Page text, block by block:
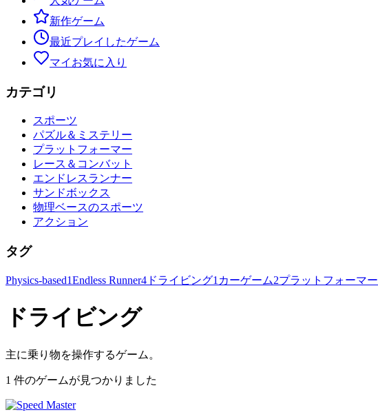
新作ゲーム
最近プレイしたゲーム
マイお気に入り
カテゴリ
スポーツ
パズル＆ミステリー
プラットフォーマー
レース＆コンバット
エンドレスランナー
サンドボックス
物理ベースのスポーツ
アクション
タグ
Physics-based1Endless Runner4 ドライビング1 カーゲーム2プラットフォーマー
ドライビング
主に乗り物を操作するゲーム。
1 件のゲームが見つかりました